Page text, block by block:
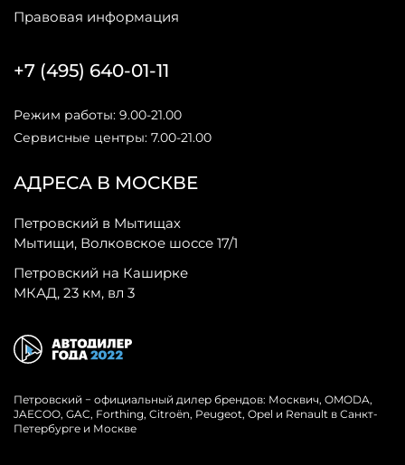
Правовая информация
АДРЕСА В МОСКВЕ
Петровский в Мытищах
Мытищи, Волковское шоссе 17/1
Петровский на Каширке
МКАД, 23 км, вл 3
+7 (495) 640-01-11
Режим работы: 9.00-21.00
Сервисные центры: 7.00-21.00
Петровский − официальный дилер брендов: Москвич, OMODA,
JAECOO, GAC, Forthing, Citroёn, Peugeot, Opel и Renault в Санкт-
Петербурге и Москве